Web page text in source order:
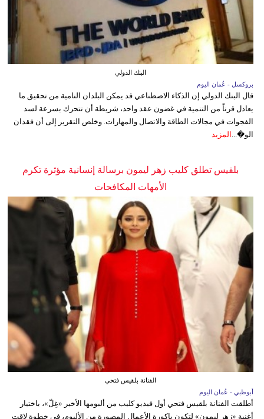
البنك الدولي
بروكسل - عُمان اليوم
قال البنك الدولي إن الذكاء الاصطناعي قد يمكن البلدان النامية من تحقيق ما
يعادل قرناً من التنمية في غضون عقد واحد، شريطة أن تتحرك بسرعة لسد
الفجوات في مجالات الطاقة والاتصال والمهارات. وخلص التقرير إلى أن فقدان
الو�... المزيد
بلقيس تطلق كليب زهر ليمون برسالة إنسانية مؤثرة تكرم
الأمهات المكافحات
الفنانة بلقيس فتحي
أبوظبي - عُمان اليوم
أطلقت الفنانة بلقيس فتحي أول فيديو كليب من ألبومها الأخير «غِلّ»، باختيار
أغنية «زهر ليمون» لتكون باكورة الأعمال المصورة من الألبوم، في خطوة لاقت